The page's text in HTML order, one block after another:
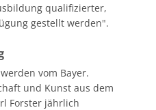
qualifizierter,
gestellt werden".
vom Bayer.
und Kunst aus dem
Forster jährlich
and Pedagogy